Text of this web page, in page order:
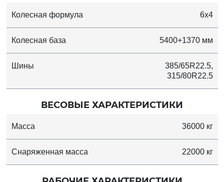
Колесная формула 6x4
Колесная база 5400+1370 мм
Шины
385/65R22.5,
315/80R22.5
ВЕСОВЫЕ ХАРАКТЕРИСТИКИ
Масса 36000 кг
Снаряженная масса 22000 кг